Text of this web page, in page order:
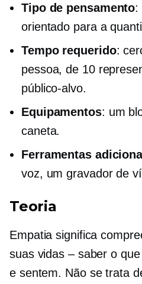
Tipo de pensamento:
orientado para a
Tempo requerido:
pessoa, de 10
público-alvo.
Equipamentos: um
caneta.
Ferramentas
voz, um gravador de
Teoria
Empatia significa
suas vidas – saber o
e sentem. Não se trata